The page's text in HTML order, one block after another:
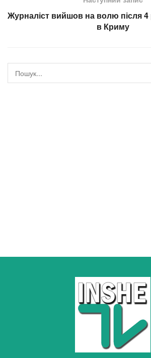
Журналіст вийшов на волю після 4
в Криму